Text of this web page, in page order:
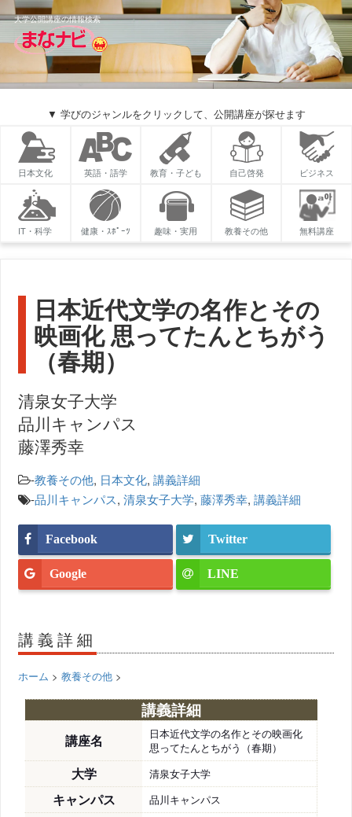
大学公開講座の情報検索
▼ 学びのジャンルをクリックして、公開講座が探せます
日本文化 英語・語学 教育・子ども 自己啓発 ビジネス
IT・科学 健康・ｽﾎﾟｰﾂ 趣味・実用 教養その他 無料講座
日本近代文学の名作とその
映画化 思ってたんとちがう
（春期）
清泉女子大学
品川キャンパス
藤澤秀幸
-教養その他, 日本文化,講義詳細
-品川キャンパス,清泉女子大学,藤澤秀幸,講義詳細
Facebook Twitter
Google LINE
講義詳細
ホーム >教養その他 >
講義詳細
講座名
日本近代文学の名作とその映画化
思ってたんとちがう（春期）
大学 清泉女子大学
キャンパス 品川キャンパス